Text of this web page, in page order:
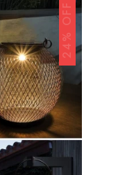
24% OFF